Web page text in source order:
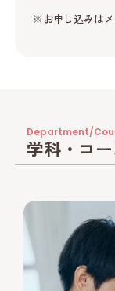
※お申し込みはメ
Department/
学科・コ